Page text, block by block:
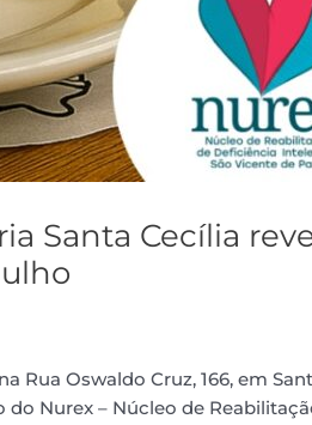
Santa Cecília
Rua Oswaldo Cruz, 166, em
Nurex – Núcleo de